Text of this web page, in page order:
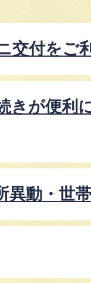
交付をご
きが便利
異動・世